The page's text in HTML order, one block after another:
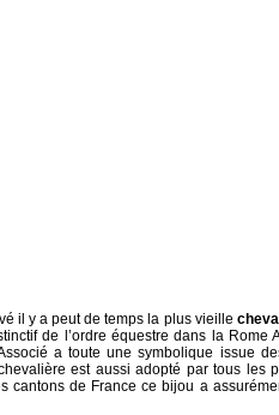
il y a peut de temps la plus vieille
de l’ordre équestre dans la
a toute une symbolique issue
est aussi adopté par tous les
cantons de France ce bijou a